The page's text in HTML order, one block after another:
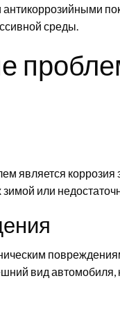
среды.
является коррозия
или
вид